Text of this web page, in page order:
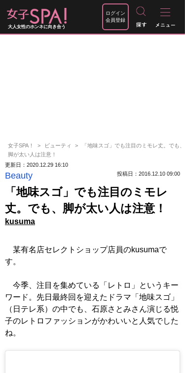
大人女性のホンネに向き合う
ログイン
会員登録
女子SPA！ ビューティ
「地味スゴ」でも注目のミモレ丈。でも、
脚が太い人は注意！
更新日：2020.12.29 16:10
Beauty 投稿日：2016.12.10 09:00
「地味スゴ」でも注目のミモレ
丈。でも、脚が太い人は注意！
kusuma
某有名店セレクトショップ店員のkusumaで
す。
今季、注目を集めている「レトロ」というキー
ワード。先日最終回を迎えたドラマ「地味スゴ」
（日テレ系）の中でも、石原さとみさん演じる悦
子のレトロファッションがかわいいと人気でした
ね。